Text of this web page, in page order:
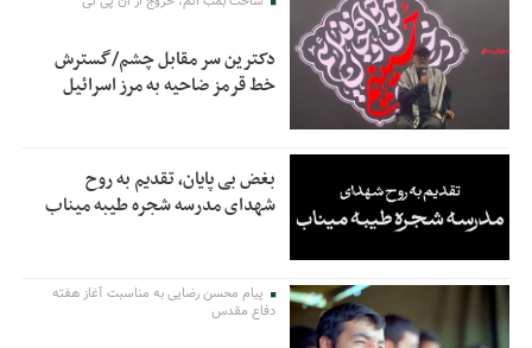
دکترین سر مقابل چشم/گسترش
خط قرمز ضاحیه به مرز اسرائیل
بغض بی پایان، تقدیم به روح
شهدای مدرسه شجره طیبه میناب
پیام محسن رضایی به مناسبت آغاز هفته
دفاع مقدس